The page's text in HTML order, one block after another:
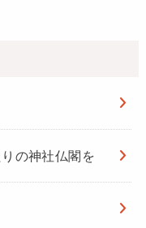
の神社仏閣を